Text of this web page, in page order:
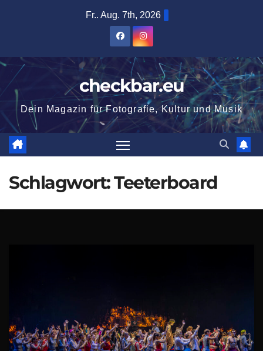
Fr.. Aug. 7th, 2026
checkbar.eu
Dein Magazin für Fotografie, Kultur und Musik
Schlagwort:Teeterboard